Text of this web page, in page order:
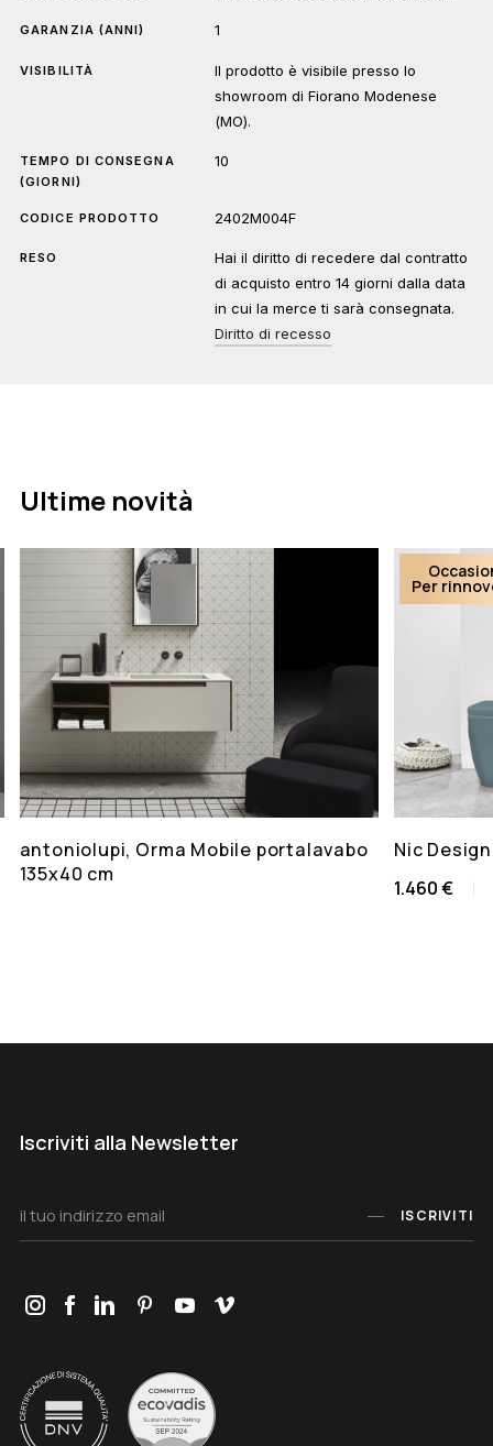
GARANZIA (ANNI) 1
VISIBILITÀ
Il prodotto è visibile presso lo
showroom di Fiorano Modenese
(MO).
TEMPO DI CONSEGNA
(GIORNI)
10
CODICE PRODOTTO 2402M004F
RESO
Hai il diritto di recedere dal contratto
di acquisto entro 14 giorni dalla data
in cui la merce ti sarà consegnata.
Diritto di recesso
Ultime novità
antoniolupi, Orma Mobile portalavabo
135x40 cm
Per
Nic
1.460 €
Iscriviti alla Newsletter
ISCRIVITI